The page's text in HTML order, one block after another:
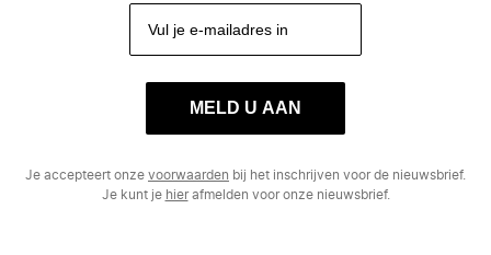
MELD U AAN
Je accepteert onze voorwaarden bij het inschrijven voor de nieuwsbrief.
Je kunt je hierafmelden voor onze nieuwsbrief.